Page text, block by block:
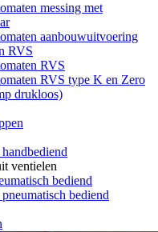
messing met
aanbouwuitvoering
RVS
RVS
RVS type K en Zero
drukloos)
ventielen
bediend
bediend